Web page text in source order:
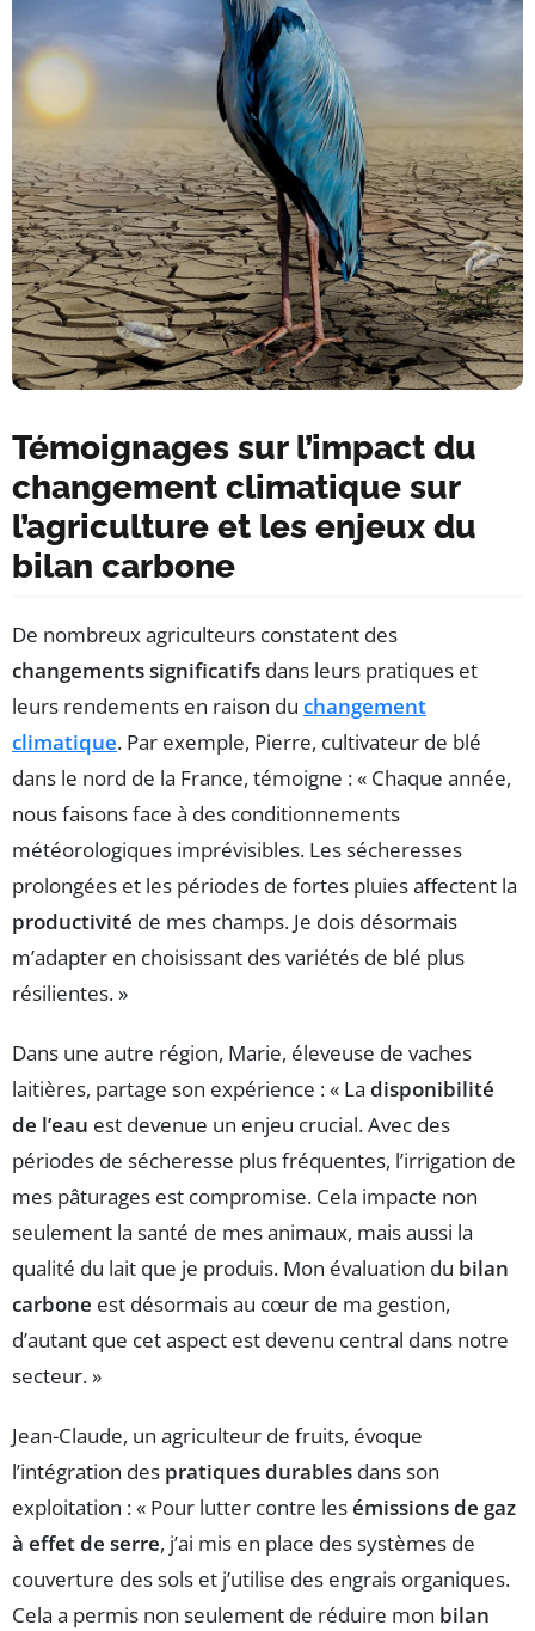
Témoignages sur l’impact du
changement climatique sur
l’agriculture et les enjeux du
bilan carbone
De nombreux agriculteurs constatent des
changements significatifs dans leurs pratiques et
leurs rendements en raison du changement
climatique. Par exemple, Pierre, cultivateur de blé
dans le nord de la France, témoigne : « Chaque année,
nous faisons face à des conditionnements
météorologiques imprévisibles. Les sécheresses
prolongées et les périodes de fortes pluies affectent la
productivité de mes champs. Je dois désormais
m’adapter en choisissant des variétés de blé plus
résilientes. »
Dans une autre région, Marie, éleveuse de vaches
laitières, partage son expérience : « La disponibilité
de l’eau est devenue un enjeu crucial. Avec des
périodes de sécheresse plus fréquentes, l’irrigation de
mes pâturages est compromise. Cela impacte non
seulement la santé de mes animaux, mais aussi la
qualité du lait que je produis. Mon évaluation du bilan
carbone est désormais au cœur de ma gestion,
d’autant que cet aspect est devenu central dans notre
secteur. »
Jean-Claude, un agriculteur de fruits, évoque
l’intégration des pratiques durables dans son
exploitation : « Pour lutter contre lesémissions de gaz
à effet de serre, j’ai mis en place des systèmes de
couverture des sols et j’utilise des engrais organiques.
Cela a permis non seulement de réduire mon bilan